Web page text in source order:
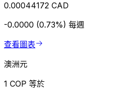
0.00044172 CAD
-0.0000 (0.73%) 每週
查看圖表
澳洲元
1 COP 等於